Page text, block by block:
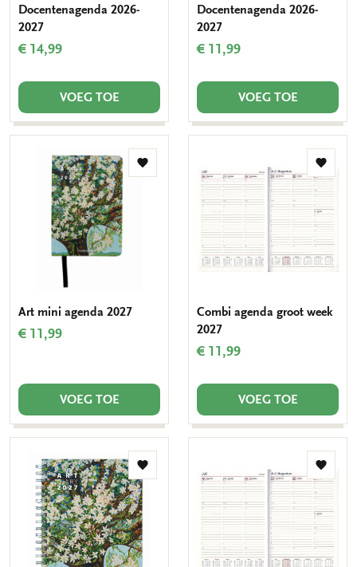
Docentenagenda 2026-
2027
€ 14,99
VOEG TOE
Docentenagenda 2026-
2027
€ 11,99
VOEG TOE
Toevoegen
Art mini agenda 2027
€ 11,99
VOEG TOE
aan
Combi agenda groot week
2027
€ 11,99
VOEG TOE
Toevoegen
aan
verlanglijst
aan